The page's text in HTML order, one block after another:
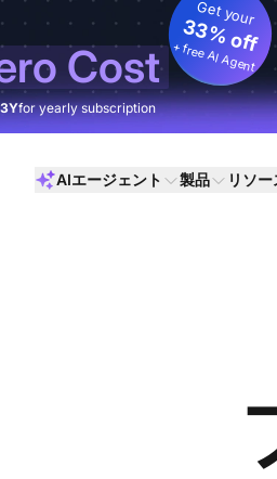
Cost
Get your
33% off
+ free AI Agent
for yearly subscription
AIエージェント 製品 リソー